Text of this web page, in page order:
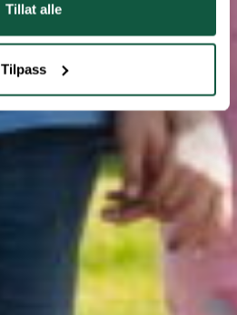
Tillat alle
Tilpass